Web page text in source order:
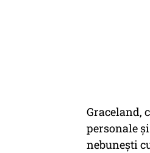
Graceland,
personale
nebuneşti